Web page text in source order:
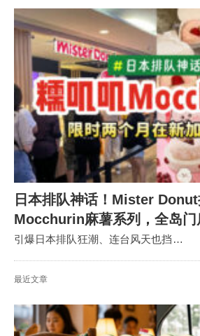
日本排队神话！Mister
Mocchurin麻薯系列，全岛门
引爆日本排队狂潮、连台风天也挡…
最近文章